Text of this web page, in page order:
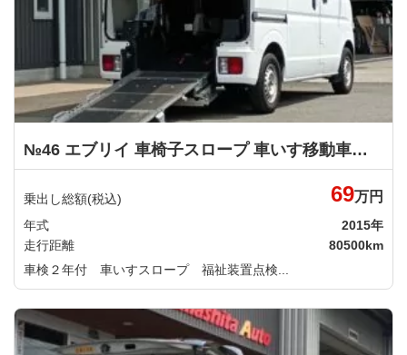
№46 エブリイ 車椅子スロープ 車いす移動車 助手席側リヤシート付 スズキ
乗出し総額(税込) 69万円
年式
2015年
走行距離
80500km
車検２年付 車いすスロープ 福祉装置点検...